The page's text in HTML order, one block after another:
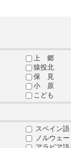
上 郷
猿投北
保 見
小 原
こども
スペイン語
ノルウェー